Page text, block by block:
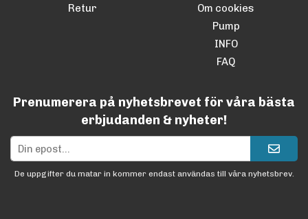
Retur
Om cookies
Pump
INFO
FAQ
Prenumerera på nyhetsbrevet för våra bästa
erbjudanden & nyheter!
De uppgifter du matar in kommer endast användas till våra nyhetsbrev.